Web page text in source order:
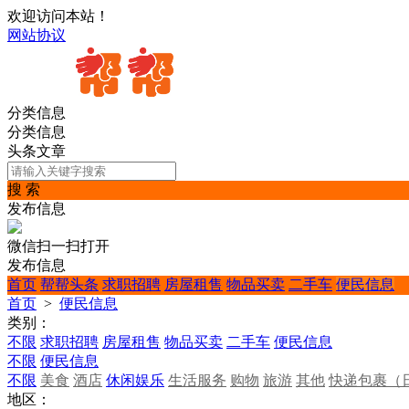
欢迎访问本站！
网站协议
分类信息
分类信息
头条文章
搜 索
发布信息
微信扫一扫打开
发布信息
首页 帮帮头条 求职招聘 房屋租售 物品买卖 二手车 便民信息
首页 > 便民信息
类别：
不限 求职招聘 房屋租售 物品买卖 二手车 便民信息
不限 便民信息
不限 美食 酒店 休闲娱乐 生活服务 购物 旅游 其他 快递包裹（
地区：